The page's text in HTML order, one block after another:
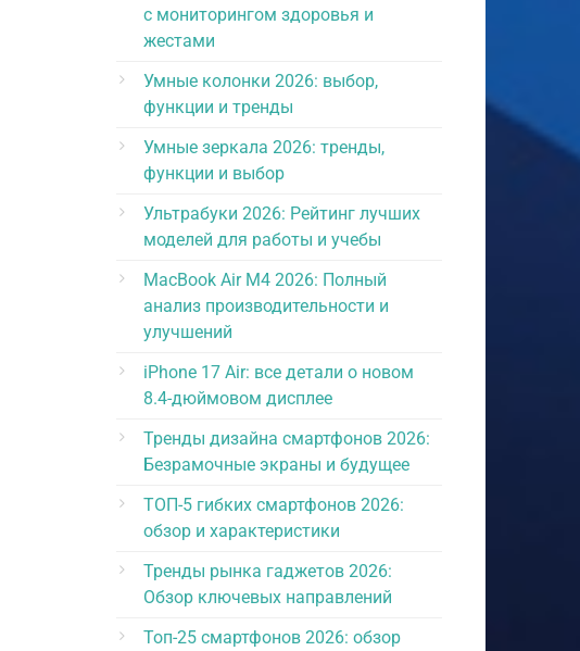
с мониторингом здоровья и
жестами
Умные колонки 2026: выбор,
функции и тренды
Умные зеркала 2026: тренды,
функции и выбор
Ультрабуки 2026: Рейтинг лучших
моделей для работы и учебы
MacBook Air M4 2026: Полный
анализ производительности и
улучшений
iPhone 17 Air: все детали о новом
8.4-дюймовом дисплее
Тренды дизайна смартфонов 2026:
Безрамочные экраны и будущее
ТОП-5 гибких смартфонов 2026:
обзор и характеристики
Тренды рынка гаджетов 2026:
Обзор ключевых направлений
Топ-25 смартфонов 2026: обзор